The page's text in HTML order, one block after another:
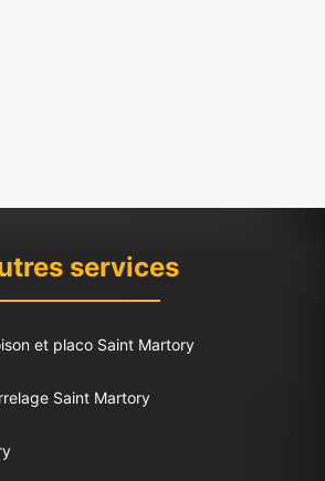
services
et placo Saint Martory
Saint Martory